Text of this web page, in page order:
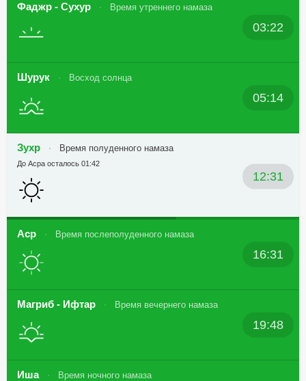
Фаджр - Сухур Время утреннего намаза
03:22
Шурук Восход солнца
05:14
Зухр Время полуденного намаза
12:31
До Асра осталось 01:42
Аср Время послеполуденного намаза
16:31
Магриб - Ифтар Время вечернего намаза
19:48
Иша Время ночного намаза